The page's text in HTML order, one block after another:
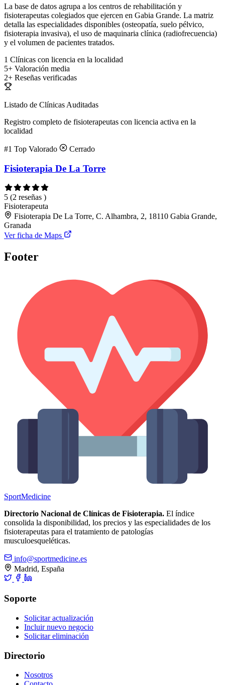
La base de datos agrupa a los centros de rehabilitación y
fisioterapeutas colegiados que ejercen en Gabia Grande. La matriz
detalla las especialidades disponibles (osteopatía, suelo pélvico,
fisioterapia invasiva), el uso de maquinaria clínica (radiofrecuencia)
y el volumen de pacientes tratados.
1 Clínicas con licencia en la localidad
5+ Valoración media
2+ Reseñas verificadas
Listado de Clínicas Auditadas
Registro completo de fisioterapeutas con licencia activa en la
localidad
#1 Top Valorado Cerrado
Fisioterapia De La Torre
5 (2 reseñas )
Fisioterapeuta
Fisioterapia De La Torre, C. Alhambra, 2, 18110 Gabia Grande,
Granada
Ver ficha de Maps
Footer
SportMedicine
Directorio Nacional de Clínicas de Fisioterapia. El índice
consolida la disponibilidad, los precios y las especialidades de los
fisioterapeutas para el tratamiento de patologías
musculoesqueléticas.
info@sportmedicine.es
Madrid, España
Soporte
Solicitar actualización
Incluir nuevo negocio
Solicitar eliminación
Directorio
Nosotros